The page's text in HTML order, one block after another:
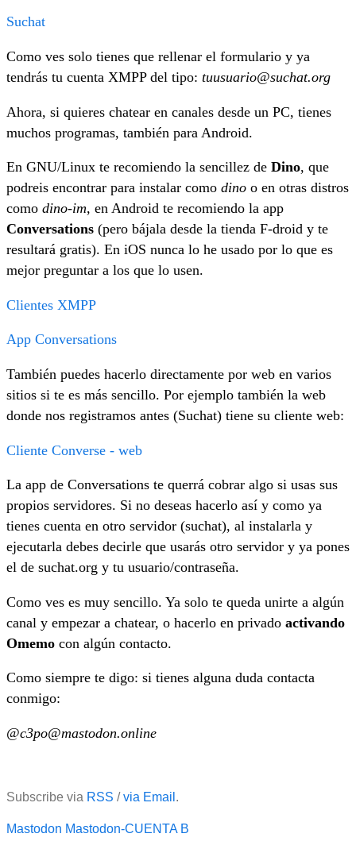
Suchat
Como ves solo tienes que rellenar el formulario y ya
tendrás tu cuenta XMPP del tipo: tuusuario@suchat.org
Ahora, si quieres chatear en canales desde un PC, tienes
muchos programas, también para Android.
En GNU/Linux te recomiendo la sencillez de Dino, que
podreis encontrar para instalar como dino o en otras distros
como dino-im, en Android te recomiendo la app
Conversations (pero bájala desde la tienda F-droid y te
resultará gratis). En iOS nunca lo he usado por lo que es
mejor preguntar a los que lo usen.
Clientes XMPP
App Conversations
También puedes hacerlo directamente por web en varios
sitios si te es más sencillo. Por ejemplo también la web
donde nos registramos antes (Suchat) tiene su cliente web:
Cliente Converse - web
La app de Conversations te querrá cobrar algo si usas sus
propios servidores. Si no deseas hacerlo así y como ya
tienes cuenta en otro servidor (suchat), al instalarla y
ejecutarla debes decirle que usarás otro servidor y ya pones
el de suchat.org y tu usuario/contraseña.
Como ves es muy sencillo. Ya solo te queda unirte a algún
canal y empezar a chatear, o hacerlo en privado activando
Omemo con algún contacto.
Como siempre te digo: si tienes alguna duda contacta
conmigo:
@c3po@mastodon.online
Subscribe via RSS /via Email .
Mastodon Mastodon-CUENTA B